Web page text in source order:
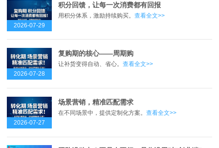
2026-07-29
积分回馈，让每一次消费都有回报
用积分体系，激励持续购买。 查看全文>>
2026-07-28
复购期的核心——周期购
让补货变得自动、省心。 查看全文>>
2026-07-27
场景营销，精准匹配需求
在不同场景中，提供定制化方案。 查看全文>>